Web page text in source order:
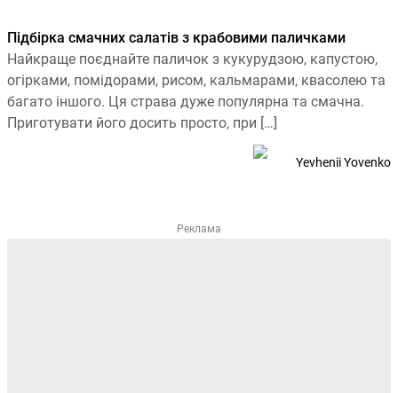
Підбірка смачних салатів з крабовими паличками
Найкраще поєднайте паличок з кукурудзою, капустою,
огірками, помідорами, рисом, кальмарами, квасолею та
багато іншого. Ця страва дуже популярна та смачна.
Приготувати його досить просто, при […]
Yevhenii Yovenko
Реклама